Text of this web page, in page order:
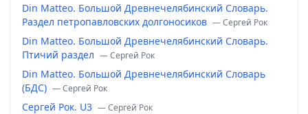
Din Matteo. Большой Древнечелябинский Словарь.
Раздел петропавловских долгоносиков — Сергей Рок
Din Matteo. Большой Древнечелябинский Словарь.
Птичий раздел — Сергей Рок
Din Matteo. Большой Древнечелябинский Словарь
(БДС) — Сергей Рок
Сергей Рок. U3 — Сергей Рок